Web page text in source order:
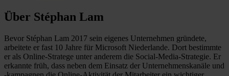
Über Stéphan Lam
Bevor Stéphan Lam 2017 sein eigenes Unternehmen gründete,
arbeitete er fast 10 Jahre für Microsoft Niederlande. Dort bestimmte
er als Online-Stratege unter anderem die Social-Media-Strategie. Er
erkannte früh, dass neben dem Einsatz der Unternehmenskanäle und